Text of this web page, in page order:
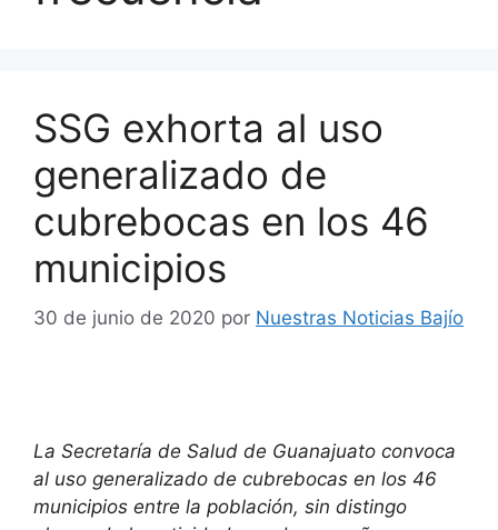
SSG exhorta al uso
generalizado de
cubrebocas en los 46
municipios
30 de junio de 2020 por Nuestras Noticias Bajío
La Secretaría de Salud de Guanajuato convoca
al uso generalizado de cubrebocas en los 46
municipios entre la población, sin distingo